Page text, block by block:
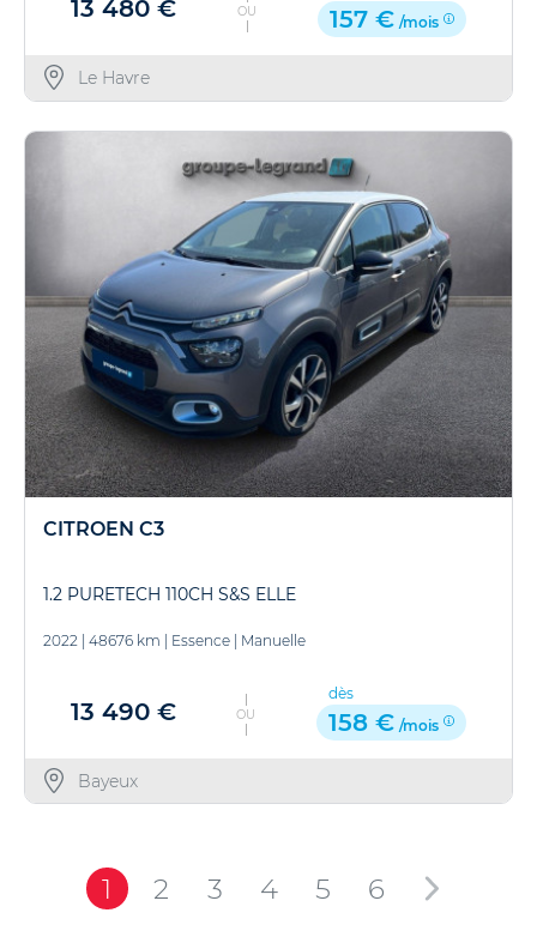
13 480 € OU 157 € /mois
Le Havre
CITROEN C3
1.2 PURETECH 110CH S&S ELLE
2022 | 48676 km | Essence | Manuelle
13 490 € OU
dès
158 € /mois
Bayeux
1 2 3 4 5 6